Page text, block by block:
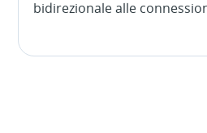
bidirezionale alle